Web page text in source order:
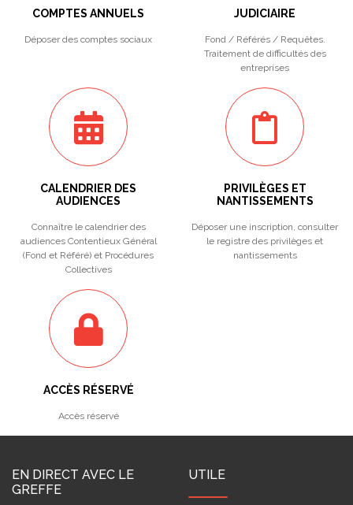
COMPTES ANNUELS
Déposer des comptes sociaux
JUDICIAIRE
Fond / Référés / Requêtes.
Traitement de difficultés des
entreprises
CALENDRIER DES
AUDIENCES
Connaître le calendrier des
audiences Contentieux Général
(Fond et Référé) et Procédures
Collectives
PRIVILÈGES ET
NANTISSEMENTS
Déposer une inscription, consulter
le registre des privilèges et
nantissements
ACCÈS RÉSERVÉ
Accès réservé
EN DIRECT AVEC LE
GREFFE
UTILE